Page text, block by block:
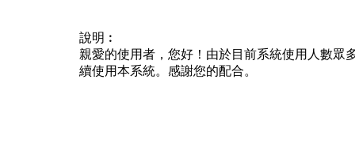
說明︰
親愛的使用者，您好！由於目前系統使用人數眾
續使用本系統。感謝您的配合。